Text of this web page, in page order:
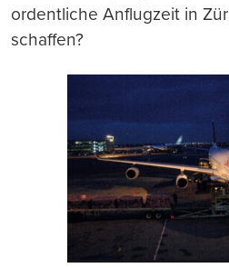
ordentliche Anflugzeit in
schaffen?